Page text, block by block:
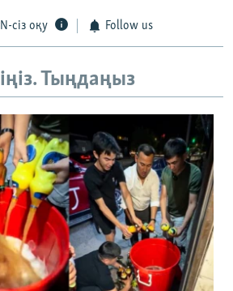
сіз оқу Follow us
Тыңдаңыз